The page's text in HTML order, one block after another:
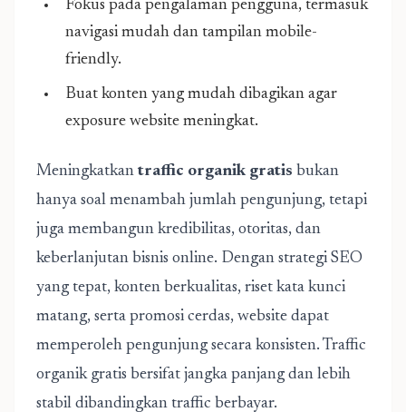
Fokus pada pengalaman pengguna, termasuk
navigasi mudah dan tampilan mobile-
friendly.
Buat konten yang mudah dibagikan agar
exposure website meningkat.
Meningkatkan traffic organik gratis bukan
hanya soal menambah jumlah pengunjung, tetapi
juga membangun kredibilitas, otoritas, dan
keberlanjutan bisnis online. Dengan strategi SEO
yang tepat, konten berkualitas, riset kata kunci
matang, serta promosi cerdas, website dapat
memperoleh pengunjung secara konsisten. Traffic
organik gratis bersifat jangka panjang dan lebih
stabil dibandingkan traffic berbayar.